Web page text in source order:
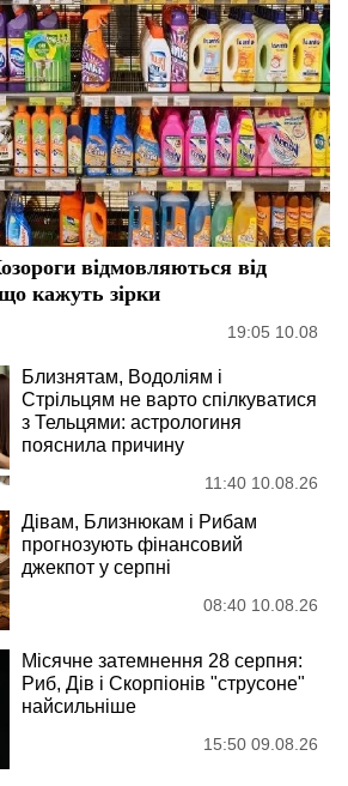
відмовляються від
що кажуть зірки
19:05 10.08
Близнятам, Водоліям і
Стрільцям не варто спілкуватися
з Тельцями: астрологиня
пояснила причину
11:40 10.08.26
Дівам, Близнюкам і Рибам
прогнозують фінансовий
джекпот у серпні
08:40 10.08.26
Місячне затемнення 28 серпня:
Риб, Дів і Скорпіонів "струсоне"
найсильніше
15:50 09.08.26